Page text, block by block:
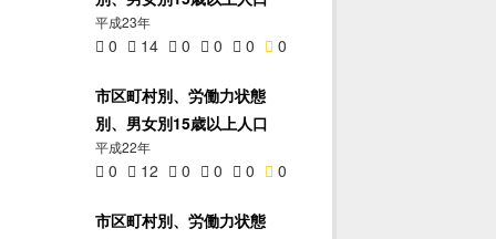
平成23年
0 14 0 0 0 0
市区町村別、労働力状態
別、男女別15歳以上人口
平成22年
0 12 0 0 0 0
市区町村別、労働力状態